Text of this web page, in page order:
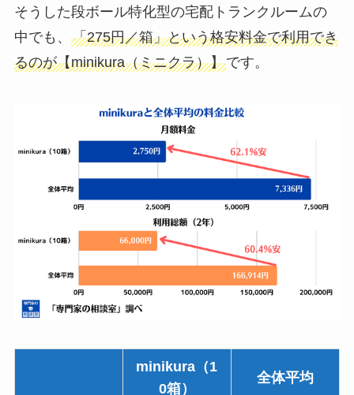
そうした段ボール特化型の宅配トランクルームの
中でも、 「275円／箱」という格安料金で利用でき
るのが【minikura（ミニクラ）】です。
minikura（1
0箱）
全体平均